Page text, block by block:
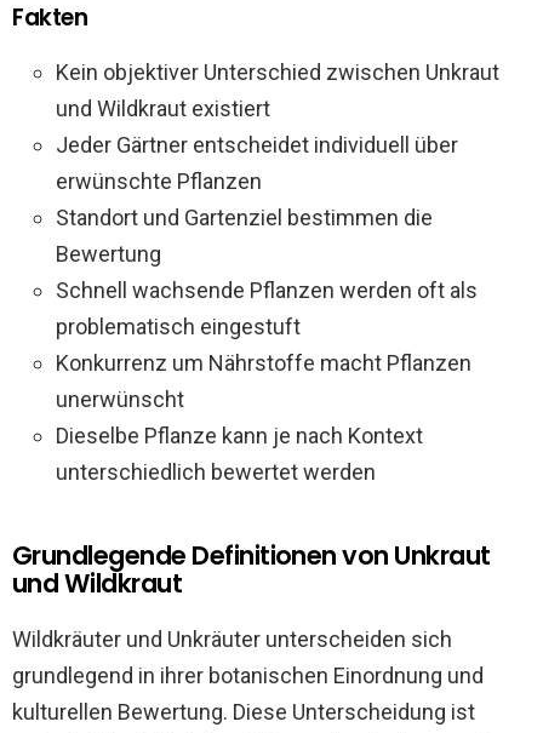
Fakten
Kein objektiver Unterschied zwischen Unkraut
und Wildkraut existiert
Jeder Gärtner entscheidet individuell über
erwünschte Pflanzen
Standort und Gartenziel bestimmen die
Bewertung
Schnell wachsende Pflanzen werden oft als
problematisch eingestuft
Konkurrenz um Nährstoffe macht Pflanzen
unerwünscht
Dieselbe Pflanze kann je nach Kontext
unterschiedlich bewertet werden
Grundlegende Definitionen von Unkraut
und Wildkraut
Wildkräuter und Unkräuter unterscheiden sich
grundlegend in ihrer botanischen Einordnung und
kulturellen Bewertung. Diese Unterscheidung ist